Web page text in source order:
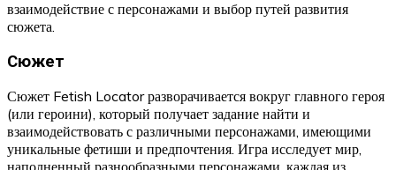
взаимодействие с персонажами и выбор путей развития
сюжета.
Сюжет
Сюжет Fetish Locator разворачивается вокруг главного героя
(или героини), который получает задание найти и
взаимодействовать с различными персонажами, имеющими
уникальные фетиши и предпочтения. Игра исследует мир,